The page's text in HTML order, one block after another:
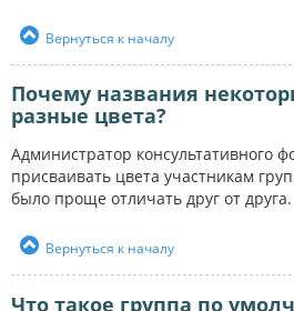
Вернуться к началу
Почему названия
разные цвета?
Администратор консультативного
присваивать цвета участникам
было проще отличать друг от друга.
Вернуться к началу
Что такое группа по